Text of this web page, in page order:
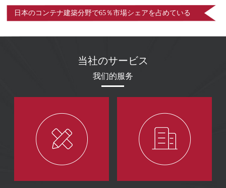
日本のコンテナ建築分野で65％市場シェアを占めている
当社のサービス
我们的服务